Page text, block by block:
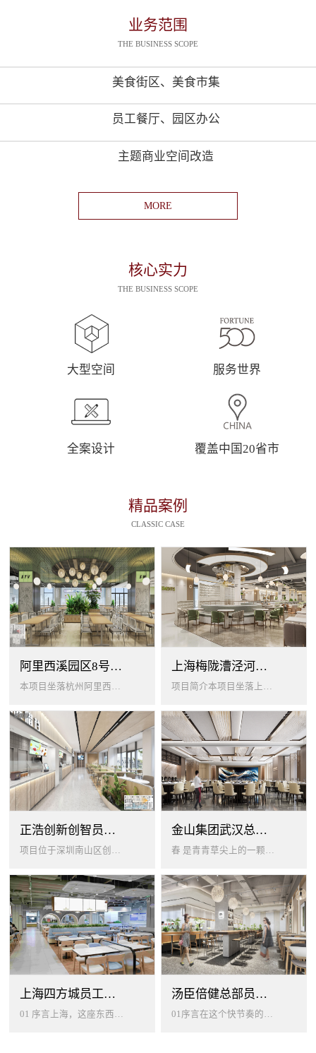
业务范围
THE BUSINESS SCOPE
美食街区、美食市集
员工餐厅、园区办公
主题商业空间改造
MORE
核心实力
THE BUSINESS SCOPE
大型空间 服务世界
全案设计 覆盖中国20省市
精品案例
CLASSIC CASE
阿里西溪园区8号楼1层餐厅
本项目坐落杭州阿里西溪园区8号楼一层，以绿色生机 + 年轻基因为核心，打造「活力聚场」复合型员工餐厅。兼顾多人群用餐需求...
上海梅陇漕泾河科技绿洲员工餐厅
项目简介本项目坐落上海闵行梅陇科技绿洲，以生态创艺食堂为设计核心，融合现代轻奢与自然生态，打造兼顾高效就餐、休闲社交、商...
正浩创新创智员工餐厅
项目位于深圳南山区创智云城，服务正浩企业全体员工及来访亲友，总建筑面积 1537㎡，室内座位 450 座、室外休闲外摆 ...
金山集团武汉总部员工食堂设计
春 是青青草尖上的一颗露珠夏 是粼波湖面中倒映的晚霞秋 是宁静山谷里的一片落叶冬 是白雪中屹立不倒的松柏... ...0...
上海四方城员工美食餐厅设计
01 序言上海，这座东西方文化交汇的国际大都市，以其独特的魅力吸引着世界各地的人才。历史与现代、传统与创新在这里交织碰撞...
汤臣倍健总部员工餐厅设计
01序言在这个快节奏的时代工作压力如同无形的紧箍让大家的生活几乎被工作填满现代企业也越来越重视员工的身心健康所以我们始终...